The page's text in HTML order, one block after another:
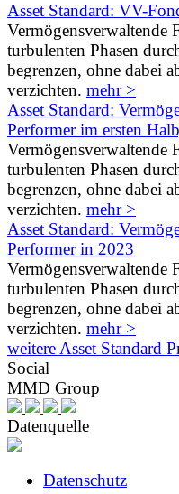
Asset Standard: VV-
Vermögensverwaltende
turbulenten Phasen
begrenzen, ohne dabei
verzichten. mehr >
Asset Standard:
Performer im ersten
Vermögensverwaltende
turbulenten Phasen
begrenzen, ohne dabei
verzichten. mehr >
Asset Standard:
Performer in 2023
Vermögensverwaltende
turbulenten Phasen
begrenzen, ohne dabei
verzichten. mehr >
weitere Asset Standard
Social
MMD Group
Datenquelle
Datenschutz